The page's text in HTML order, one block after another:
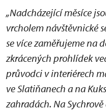
„Nadcházející měsíce
vrcholem návštěvnické
se více zaměřujeme na
zkrácených prohlídek
průvodci v interiérech
ve Slatiňanech a na
zahradách. Na